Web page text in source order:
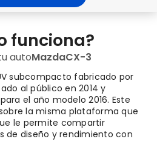
funciona?
autoMazdaCX-3
subcompacto fabricado por
al público en 2014 y
el año modelo 2016​​. Este
la misma plataforma que
le permite compartir
de diseño y rendimiento con